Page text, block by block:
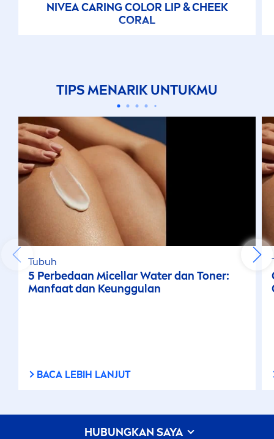
NIVEACARINGCOLOR LIP& CHEEK
CORAL
TIPSMENARIK UNTUKMU
Tubuh
5 Perbedaan Micellar Water dan Toner:
Manfaat dan Keunggulan
BACA LEBIH LANJUT
HUBUNGKAN SAYA